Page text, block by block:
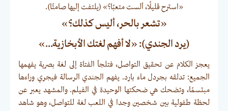
«استرح قليلًا، ألست متعبًا؟» (يلتفت إليها صامتًا).
«تشعر بالحر، أليس كذلك؟»
(يرد الجندي): «لا أفهم لغتك الأبخازية…»
يعجز الكلام عن تحقيق التواصل، فتلجأ الفتاة إلى لغة بصرية يفهمها
الجميع: تدلقه بجردل ماء بارد. يفهم الجندي الرسالة فيجري وراءها
مبتسمًا، وتضحك هي ضحكتها الوحيدة في الفيلم. والمشهد يعبر عن
لحظة طفولية بين شخصين وجدا في اللعب لغة للتواصل، وهو شاهد